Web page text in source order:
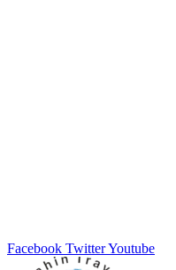
Facebook TwitterYoutube